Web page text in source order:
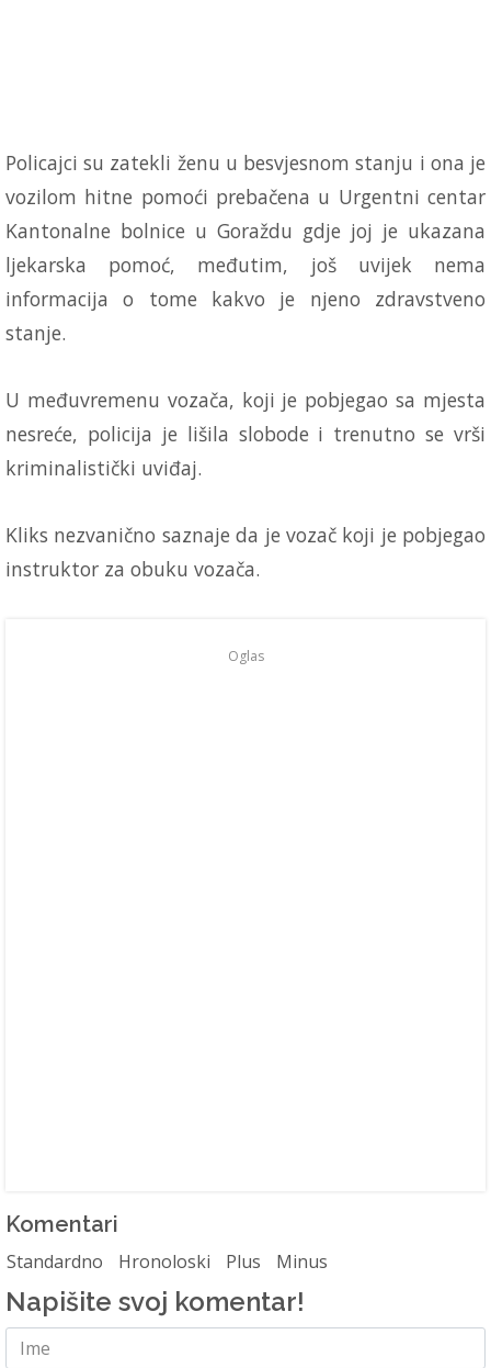
Policajci su zatekli ženu u besvjesnom stanju i ona je
vozilom hitne pomoći prebačena u Urgentni centar
Kantonalne bolnice u Goraždu gdje joj je ukazana
ljekarska pomoć, međutim, još uvijek nema
informacija o tome kakvo je njeno zdravstveno
stanje.
U međuvremenu vozača, koji je pobjegao sa mjesta
nesreće, policija je lišila slobode i trenutno se vrši
kriminalistički uviđaj.
Kliks nezvanično saznaje da je vozač koji je pobjegao
instruktor za obuku vozača.
Oglas
Komentari
Standardno Hronoloski Plus Minus
Napišite svoj komentar!